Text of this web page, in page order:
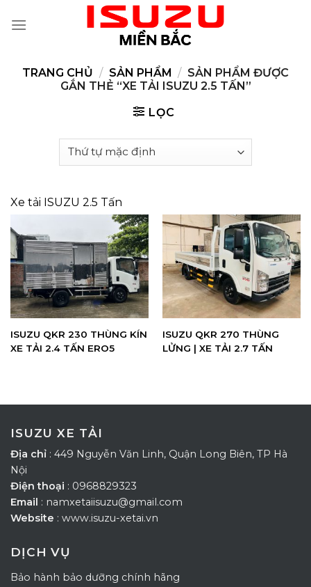
TRANG CHỦ / SẢN PHẨM / SẢN PHẨM ĐƯỢC
GẮN THẺ “XE TẢI ISUZU 2.5 TẤN”
LỌC
Xe tải ISUZU 2.5 Tấn
ISUZU QKR 230 THÙNG KÍN
XE TẢI 2.4 TẤN ERO5
ISUZU QKR 270 THÙNG
LỬNG | XE TẢI 2.7 TẤN
ISUZU XE TẢI
Địa chỉ : 449 Nguyễn Văn Linh, Quận Long Biên, TP Hà
Nội
Điện thoại : 0968829323
Email : namxetaiisuzu@gmail.com
Website : www.isuzu-xetai.vn
DỊCH VỤ
Bảo hành bảo dưỡng chính hãng